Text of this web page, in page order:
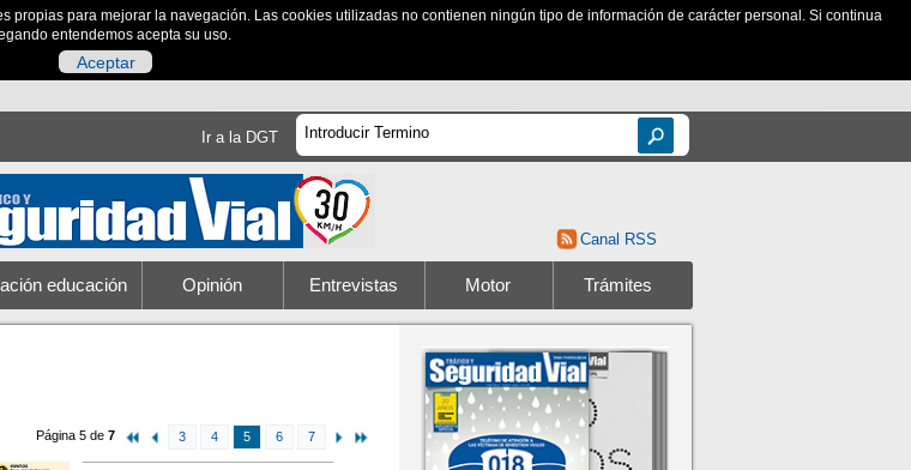
para mejorar la navegación. Las cookies utilizadas no contienen ningún tipo de información de carácter personal. Si continua
entendemos acepta su uso.
Aceptar
Ir a la DGT
Canal RSS
educación Opinión Entrevistas Motor Trámites
Página 5 de7 3 4 5 6 7